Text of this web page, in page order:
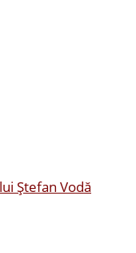
Ștefan Vodă